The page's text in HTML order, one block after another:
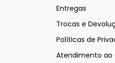
Entregas
Trocas e
Políticas de
Atendimento ao